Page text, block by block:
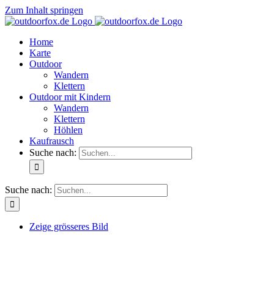
Zum Inhalt springen
Home
Karte
Outdoor
Wandern
Klettern
Outdoor mit Kindern
Wandern
Klettern
Höhlen
Kaufrausch
Suche nach:
Suche nach:
Zeige grösseres Bild